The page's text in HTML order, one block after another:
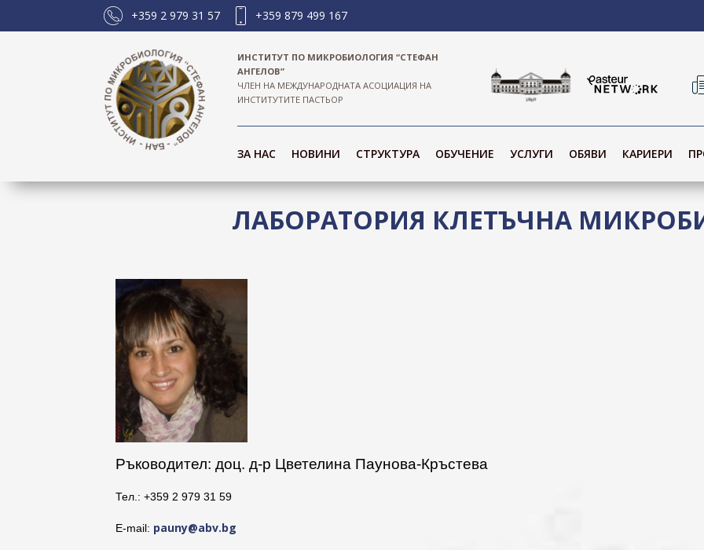
+359 2 979 31 57 +359 879 499 167
ИНСТИТУТ ПО МИКРОБИОЛОГИЯ “СТЕФАН
АНГЕЛОВ”
ЧЛЕН НА МЕЖДУНАРОДНАТА АСОЦИАЦИЯ НА
ИНСТИТУТИТЕ ПАСТЬОР
ЗА НАС НОВИНИ СТРУКТУРА ОБУЧЕНИЕ УСЛУГИ ОБЯВИ КАРИЕРИ
ЛАБОРАТОРИЯ КЛЕТЪЧНА
Ръководител: доц. д-р Цветелина Паунова-Кръстева
Тел.: +359 2 979 31 59
Е-mail: pauny@abv.bg